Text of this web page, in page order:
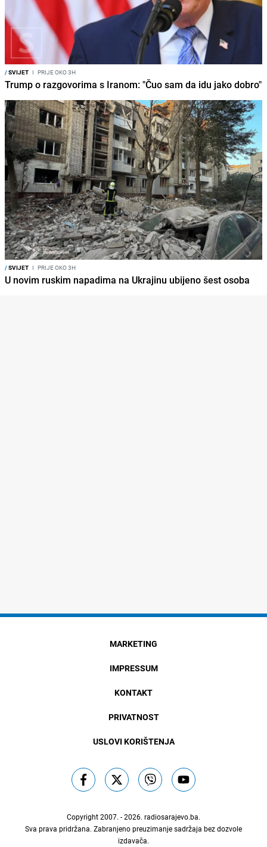
/SVIJET I PRIJE OKO 3H
Trump o razgovorima s Iranom: "Čuo sam da idu jako dobro"
/SVIJET I PRIJE OKO 3H
U novim ruskim napadima na Ukrajinu ubijeno šest osoba
MARKETING
IMPRESSUM
KONTAKT
PRIVATNOST
USLOVI KORIŠTENJA
Copyright 2007. - 2026. radiosarajevo.ba.
Sva prava pridržana. Zabranjeno preuzimanje sadržaja bez dozvole
izdavača.